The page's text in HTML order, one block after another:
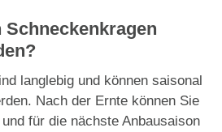
Schneckenkragen
langlebig und können saisonal
Nach der Ernte können Sie
für die nächste Anbausaison